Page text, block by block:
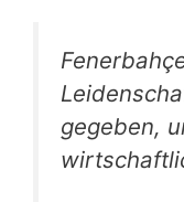
gegeben,